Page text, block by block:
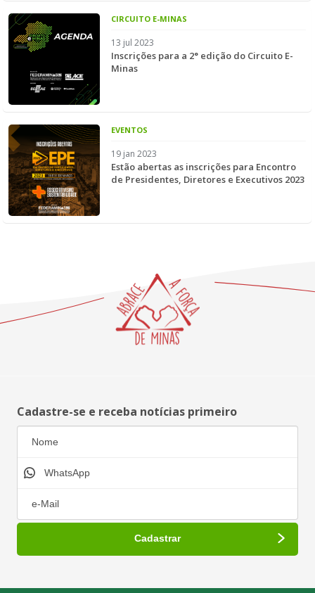
CIRCUITO E-MINAS
13 jul 2023
Inscrições para a 2° edição do Circuito E-
Minas
EVENTOS
19 jan 2023
Estão abertas as inscrições para Encontro
de Presidentes, Diretores e Executivos 2023
Cadastre-se e receba notícias primeiro